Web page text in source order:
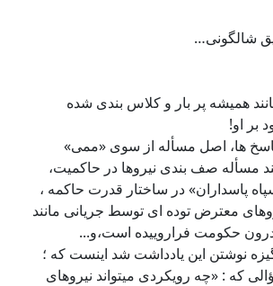
شالگونی…
همیشه پر بار و کلاس بندی شده
او!
ها، اصل مسأله از سوی «ممی»
مسأله صف بندی نیروها در حاکمیت،
پاسداران» در ساختار قدرت حاکمه ،
معترض توده ای توسط جریانی مانند
حکومت فراروییده است،و...
نوشتن این یادداشت شد اینست که ؛
که : «چه رویکردی میتواند نیروهای